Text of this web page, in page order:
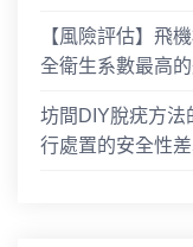
【風險評估】飛
全衛生系數最高
坊間DIY脫疣方法
行處置的安全性